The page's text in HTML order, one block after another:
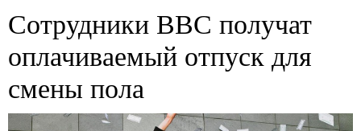
Сотрудники ВВС получат
оплачиваемый отпуск для
смены пола